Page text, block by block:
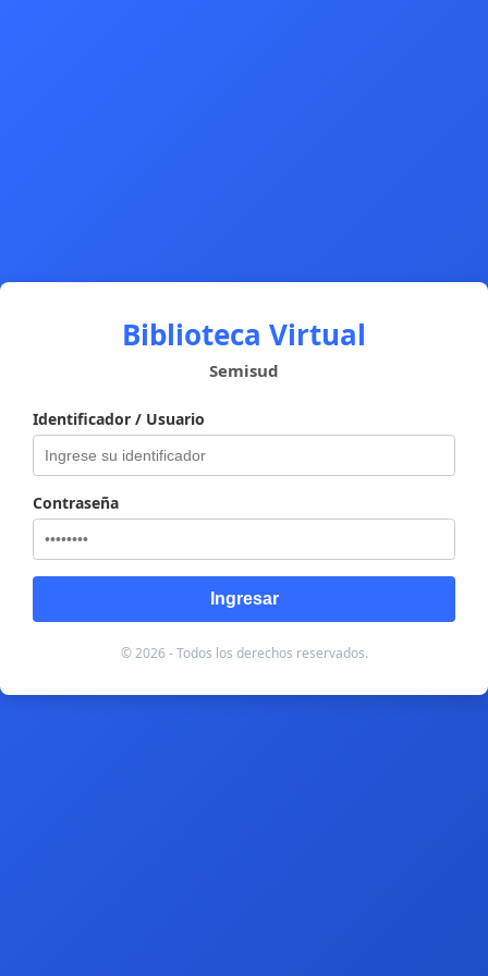
Biblioteca Virtual
Semisud
Identificador / Usuario
Contraseña
Ingresar
© 2026 - Todos los derechos reservados.